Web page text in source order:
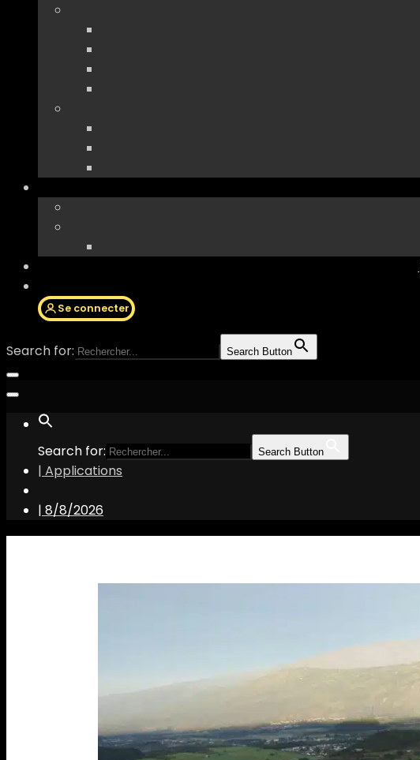
Se connecter
Search for: Search Button
Search for: Search Button
| Applications
| 8/8/2026